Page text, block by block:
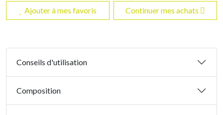
Ajouter à mes favoris Continuer mes achats
Conseils d'utilisation
Composition